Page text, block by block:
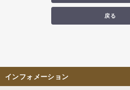
戻る
インフォメーション